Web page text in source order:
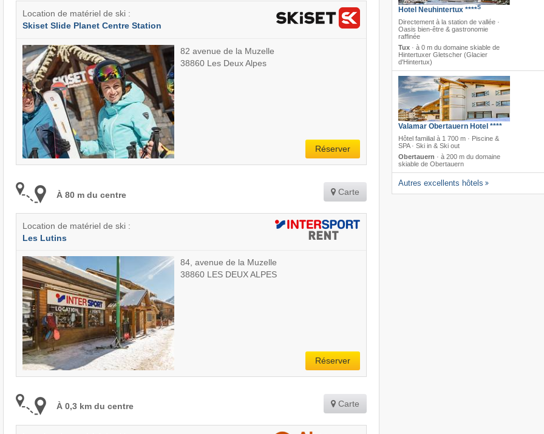
Location de matériel de ski :
Skiset Slide Planet Centre Station
82 avenue de la Muzelle
38860 Les Deux Alpes
Réserver
À 80 m du centre Carte
Location de matériel de ski :
Les Lutins
84, avenue de la Muzelle
38860 LES DEUX ALPES
Réserver
À 0,3 km du centre Carte
Hotel Neuhintertux ****S
Directement à la station de vallée ·
Oasis bien-être & gastronomie
raffinée
Tux· à 0 m du domaine skiable de
Hintertuxer Gletscher (Glacier
d'Hintertux)
Valamar Obertauern Hotel ****
Hôtel familial à 1 700 m · Piscine &
SPA · Ski in & Ski out
Obertauern · à 200 m du domaine
skiable de Obertauern
Autres excellents hôtels